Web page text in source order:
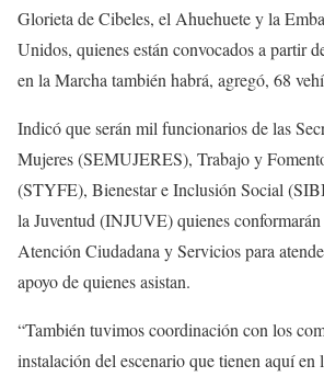
Glorieta de Cibeles, el Ahuehuete y la
Unidos, quienes están convocados a partir
en la Marcha también habrá, agregó, 68
Indicó que serán mil funcionarios de las
Mujeres (SEMUJERES), Trabajo y
(STYFE), Bienestar e Inclusión Social
la Juventud (INJUVE) quienes
Atención Ciudadana y Servicios para
apoyo de quienes asistan.
“También tuvimos coordinación con los
instalación del escenario que tienen aquí en